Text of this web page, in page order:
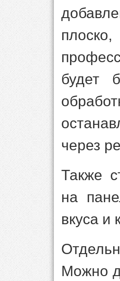
будет
через
Также
на
вкуса и
Можно